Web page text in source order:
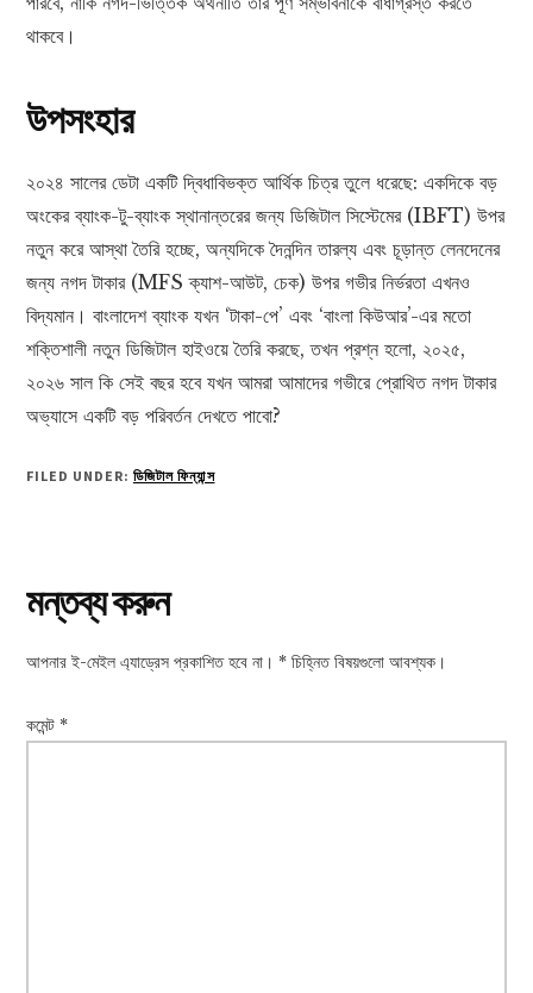
থাকবে।
উপসংহার
২০২৪ সালের ডেটা একটি দ্বিধাবিভক্ত আর্থিক চিত্র তুলে ধরেছে: একদিকে বড়
অংকের ব্যাংক-টু-ব্যাংক স্থানান্তরের জন্য ডিজিটাল সিস্টেমের (IBFT) উপর
নতুন করে আস্থা তৈরি হচ্ছে, অন্যদিকে দৈনন্দিন তারল্য এবং চূড়ান্ত লেনদেনের
জন্য নগদ টাকার (MFS ক্যাশ-আউট, চেক) উপর গভীর নির্ভরতা এখনও
বিদ্যমান। বাংলাদেশ ব্যাংক যখন ‘টাকা-পে’ এবং ‘বাংলা কিউআর’-এর মতো
শক্তিশালী নতুন ডিজিটাল হাইওয়ে তৈরি করছে, তখন প্রশ্ন হলো, ২০২৫,
২০২৬ সাল কি সেই বছর হবে যখন আমরা আমাদের গভীরে প্রোথিত নগদ টাকার
অভ্যাসে একটি বড় পরিবর্তন দেখতে পাবো?
FILED UNDER: ডিজিটাল ফিন্যান্স
Reader
Interactions
মন্তব্য করুন
আপনার ই-মেইল এ্যাড্রেস প্রকাশিত হবে না। * চিহ্নিত বিষয়গুলো আবশ্যক।
কমেন্ট *